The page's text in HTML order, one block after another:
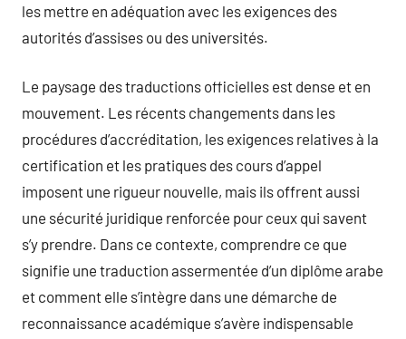
les mettre en adéquation avec les exigences des
autorités d’assises ou des universités.
Le paysage des traductions officielles est dense et en
mouvement. Les récents changements dans les
procédures d’accréditation, les exigences relatives à la
certification et les pratiques des cours d’appel
imposent une rigueur nouvelle, mais ils offrent aussi
une sécurité juridique renforcée pour ceux qui savent
s’y prendre. Dans ce contexte, comprendre ce que
signifie une traduction assermentée d’un diplôme arabe
et comment elle s’intègre dans une démarche de
reconnaissance académique s’avère indispensable